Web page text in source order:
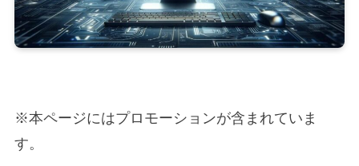
※本ページにはプロモーションが含まれていま
す。